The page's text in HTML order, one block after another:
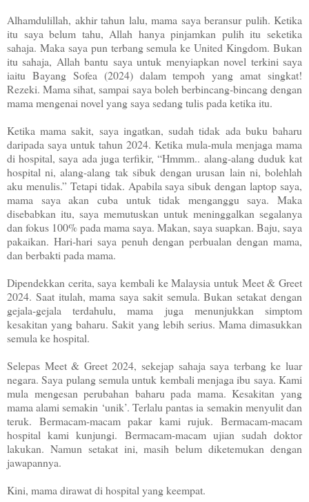
Alhamdulillah, akhir tahun lalu, mama saya beransur pulih. Ketika
itu saya belum tahu, Allah hanya pinjamkan pulih itu seketika
sahaja. Maka saya pun terbang semula ke United Kingdom. Bukan
itu sahaja, Allah bantu saya untuk menyiapkan novel terkini saya
iaitu Bayang Sofea (2024) dalam tempoh yang amat singkat!
Rezeki. Mama sihat, sampai saya boleh berbincang-bincang dengan
mama mengenai novel yang saya sedang tulis pada ketika itu.
Ketika mama sakit, saya ingatkan, sudah tidak ada buku baharu
daripada saya untuk tahun 2024. Ketika mula-mula menjaga mama
di hospital, saya ada juga terfikir, “Hmmm.. alang-alang duduk kat
hospital ni, alang-alang tak sibuk dengan urusan lain ni, bolehlah
aku menulis.” Tetapi tidak. Apabila saya sibuk dengan laptop saya,
mama saya akan cuba untuk tidak menganggu saya. Maka
disebabkan itu, saya memutuskan untuk meninggalkan segalanya
dan fokus 100% pada mama saya. Makan, saya suapkan. Baju, saya
pakaikan. Hari-hari saya penuh dengan perbualan dengan mama,
dan berbakti pada mama.
Dipendekkan cerita, saya kembali ke Malaysia untuk Meet & Greet
2024. Saat itulah, mama saya sakit semula. Bukan setakat dengan
gejala-gejala terdahulu, mama juga menunjukkan simptom
kesakitan yang baharu. Sakit yang lebih serius. Mama dimasukkan
semula ke hospital.
Selepas Meet & Greet 2024, sekejap sahaja saya terbang ke luar
negara. Saya pulang semula untuk kembali menjaga ibu saya. Kami
mula mengesan perubahan baharu pada mama. Kesakitan yang
mama alami semakin ‘unik’. Terlalu pantas ia semakin menyulit dan
teruk. Bermacam-macam pakar kami rujuk. Bermacam-macam
hospital kami kunjungi. Bermacam-macam ujian sudah doktor
lakukan. Namun setakat ini, masih belum diketemukan dengan
jawapannya.
Kini, mama dirawat di hospital yang keempat.